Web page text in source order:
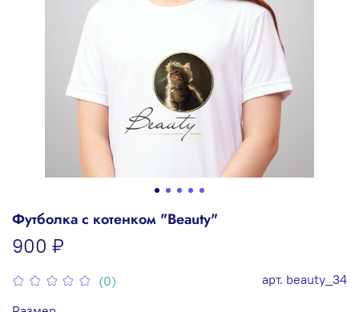
(0) арт. beauty_34
Футболка с котенком "Beauty"
900 ₽